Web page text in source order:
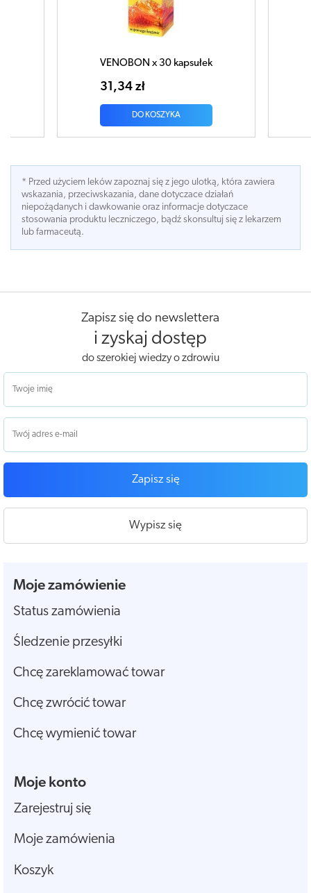
VENOBON x 60 kapsułek
49,71 zł
DO KOSZYKA
* Przed użyciem leków zapoznaj się z jego ulotką, która zawiera
wskazania, przeciwskazania, dane dotyczace działań
niepożądanych i dawkowanie oraz informacje dotyczace
stosowania produktu leczniczego, bądź skonsultuj się z lekarzem
lub farmaceutą.
Zapisz się do newslettera
i zyskaj dostęp
do szerokiej wiedzy o zdrowiu
Zapisz się
Wypisz się
Moje zamówienie
Status zamówienia
Śledzenie przesyłki
Chcę zareklamować towar
Chcę zwrócić towar
Chcę wymienić towar
Moje konto
Zarejestruj się
Moje zamówienia
Koszyk